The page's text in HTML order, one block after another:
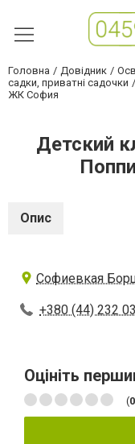
Головна Довідник
садки, приватні садочки
ЖК София
Детский
Опис
Софиевкая
+380 (44) 232
Оцініть
(0